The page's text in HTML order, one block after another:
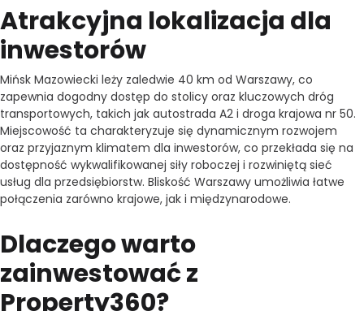
Atrakcyjna lokalizacja dla
inwestorów
Mińsk Mazowiecki leży zaledwie 40 km od Warszawy, co
zapewnia dogodny dostęp do stolicy oraz kluczowych dróg
transportowych, takich jak autostrada A2 i droga krajowa nr 50.
Miejscowość ta charakteryzuje się dynamicznym rozwojem
oraz przyjaznym klimatem dla inwestorów, co przekłada się na
dostępność wykwalifikowanej siły roboczej i rozwiniętą sieć
usług dla przedsiębiorstw. Bliskość Warszawy umożliwia łatwe
połączenia zarówno krajowe, jak i międzynarodowe.
Dlaczego warto
zainwestować z
Property360?